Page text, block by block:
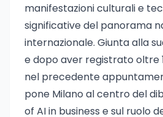
manifestazioni culturali e
significative del panorama
internazionale. Giunta alla
e dopo aver registrato oltre
nel precedente
pone Milano al centro del
of AI in business e sul ruolo